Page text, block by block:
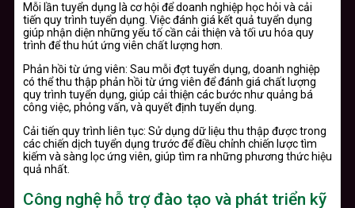
Mỗi lần tuyển dụng là cơ hội để doanh nghiệp học hỏi và cải
tiến quy trình tuyển dụng. Việc đánh giá kết quả tuyển dụng
giúp nhận diện những yếu tố cần cải thiện và tối ưu hóa quy
trình để thu hút ứng viên chất lượng hơn.
Phản hồi từ ứng viên: Sau mỗi đợt tuyển dụng, doanh nghiệp
có thể thu thập phản hồi từ ứng viên để đánh giá chất lượng
quy trình tuyển dụng, giúp cải thiện các bước như quảng bá
công việc, phỏng vấn, và quyết định tuyển dụng.
Cải tiến quy trình liên tục: Sử dụng dữ liệu thu thập được trong
các chiến dịch tuyển dụng trước để điều chỉnh chiến lược tìm
kiếm và sàng lọc ứng viên, giúp tìm ra những phương thức hiệu
quả nhất.
Công nghệ hỗ trợ đào tạo và phát triển kỹ